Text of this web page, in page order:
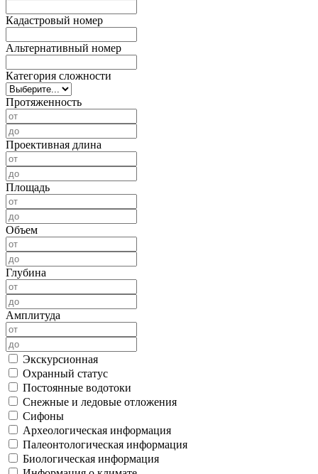
Кадастровый номер
Альтернативный номер
Категория сложности
Протяженность
Проективная длина
Площадь
Объем
Глубина
Амплитуда
Экскурсионная
Охранный статус
Постоянные водотоки
Снежные и ледовые отложения
Сифоны
Археологическая информация
Палеонтологическая информация
Биологическая информация